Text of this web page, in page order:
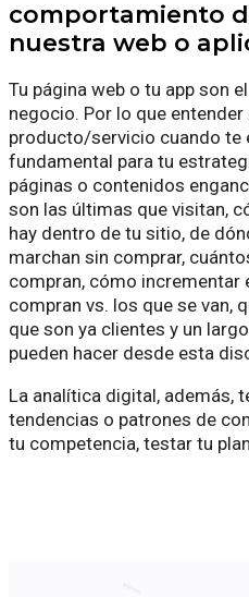
comportamiento
nuestra web o
Tu página web o tu app son
negocio. Por lo que
producto/servicio cuando te
fundamental para tu
páginas o contenidos
son las últimas que visitan,
hay dentro de tu sitio, de
marchan sin comprar,
compran, cómo incrementar
compran vs. los que se van,
que son ya clientes y un
pueden hacer desde esta
La analítica digital, además,
tendencias o patrones de
tu competencia, testar tu